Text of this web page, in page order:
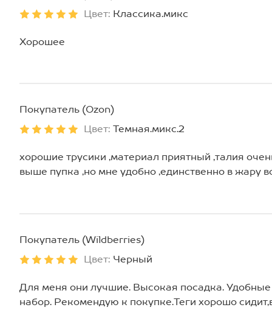
Цвет: Классика.микс
Хорошее
Покупатель (Ozon)
Цвет: Темная.микс.2
хорошие трусики ,материал приятный ,талия
выше пупка ,но мне удобно ,единственно в жару
Покупатель (Wildberries)
Цвет: Черный
Для меня они лучшие. Высокая посадка.
набор. Рекомендую к покупке.Теги хорошо